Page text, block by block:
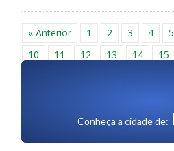
« Anterior 1 2 3 4 5
10
11 12 13 14 15
Conheça a cidade de: